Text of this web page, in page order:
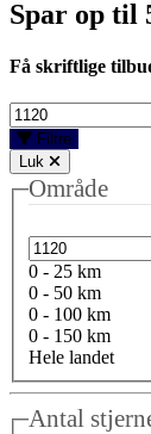
Spar op til
Få skriftlige
Filtre
Luk
Område
0 - 25 km
0 - 50 km
0 - 100 km
0 - 150 km
Hele landet
Antal